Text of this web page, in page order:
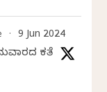
· 9 Jun 2024
ಕತೆ